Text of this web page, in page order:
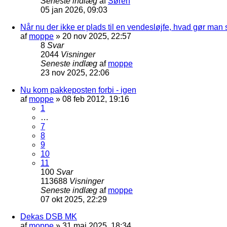
05 jan 2026, 09:03
Når nu der ikke er plads til en vendesløjfe, hvad gør man
af moppe » 20 nov 2025, 22:57
8 Svar
2044 Visninger
Seneste indlæg af moppe
23 nov 2025, 22:06
Nu kom pakkeposten forbi - igen
af moppe » 08 feb 2012, 19:16
1
…
7
8
9
10
11
100 Svar
113688 Visninger
Seneste indlæg af moppe
07 okt 2025, 22:29
Dekas DSB MK